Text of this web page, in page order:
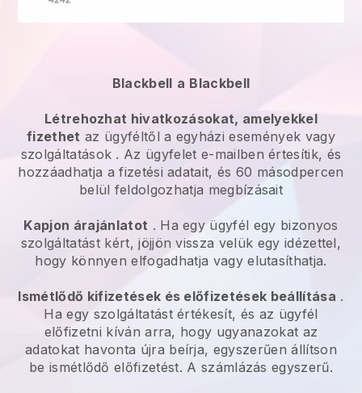
Blackbell a Blackbell
Létrehozhat hivatkozásokat, amelyekkel
fizethet az ügyféltől a egyházi események vagy
szolgáltatások . Az ügyfelet e-mailben értesítik, és
hozzáadhatja a fizetési adatait, és 60 másodpercen
belül feldolgozhatja megbízásait
Kapjon árajánlatot . Ha egy ügyfél egy bizonyos
szolgáltatást kért, jöjjön vissza velük egy idézettel,
hogy könnyen elfogadhatja vagy elutasíthatja.
Ismétlődő kifizetések és előfizetések beállítása .
Ha egy szolgáltatást értékesít, és az ügyfél
előfizetni kíván arra, hogy ugyanazokat az
adatokat havonta újra beírja, egyszerűen állítson
be ismétlődő előfizetést. A számlázás egyszerű.